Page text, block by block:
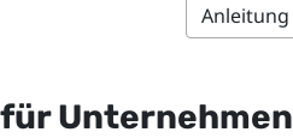
für Unternehmen